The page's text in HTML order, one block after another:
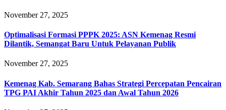
November 27, 2025
Optimalisasi Formasi PPPK 2025: ASN Kemenag Resmi
Dilantik, Semangat Baru Untuk Pelayanan Publik
November 27, 2025
Kemenag Kab. Semarang Bahas Strategi Percepatan Pencairan
TPG PAI Akhir Tahun 2025 dan Awal Tahun 2026